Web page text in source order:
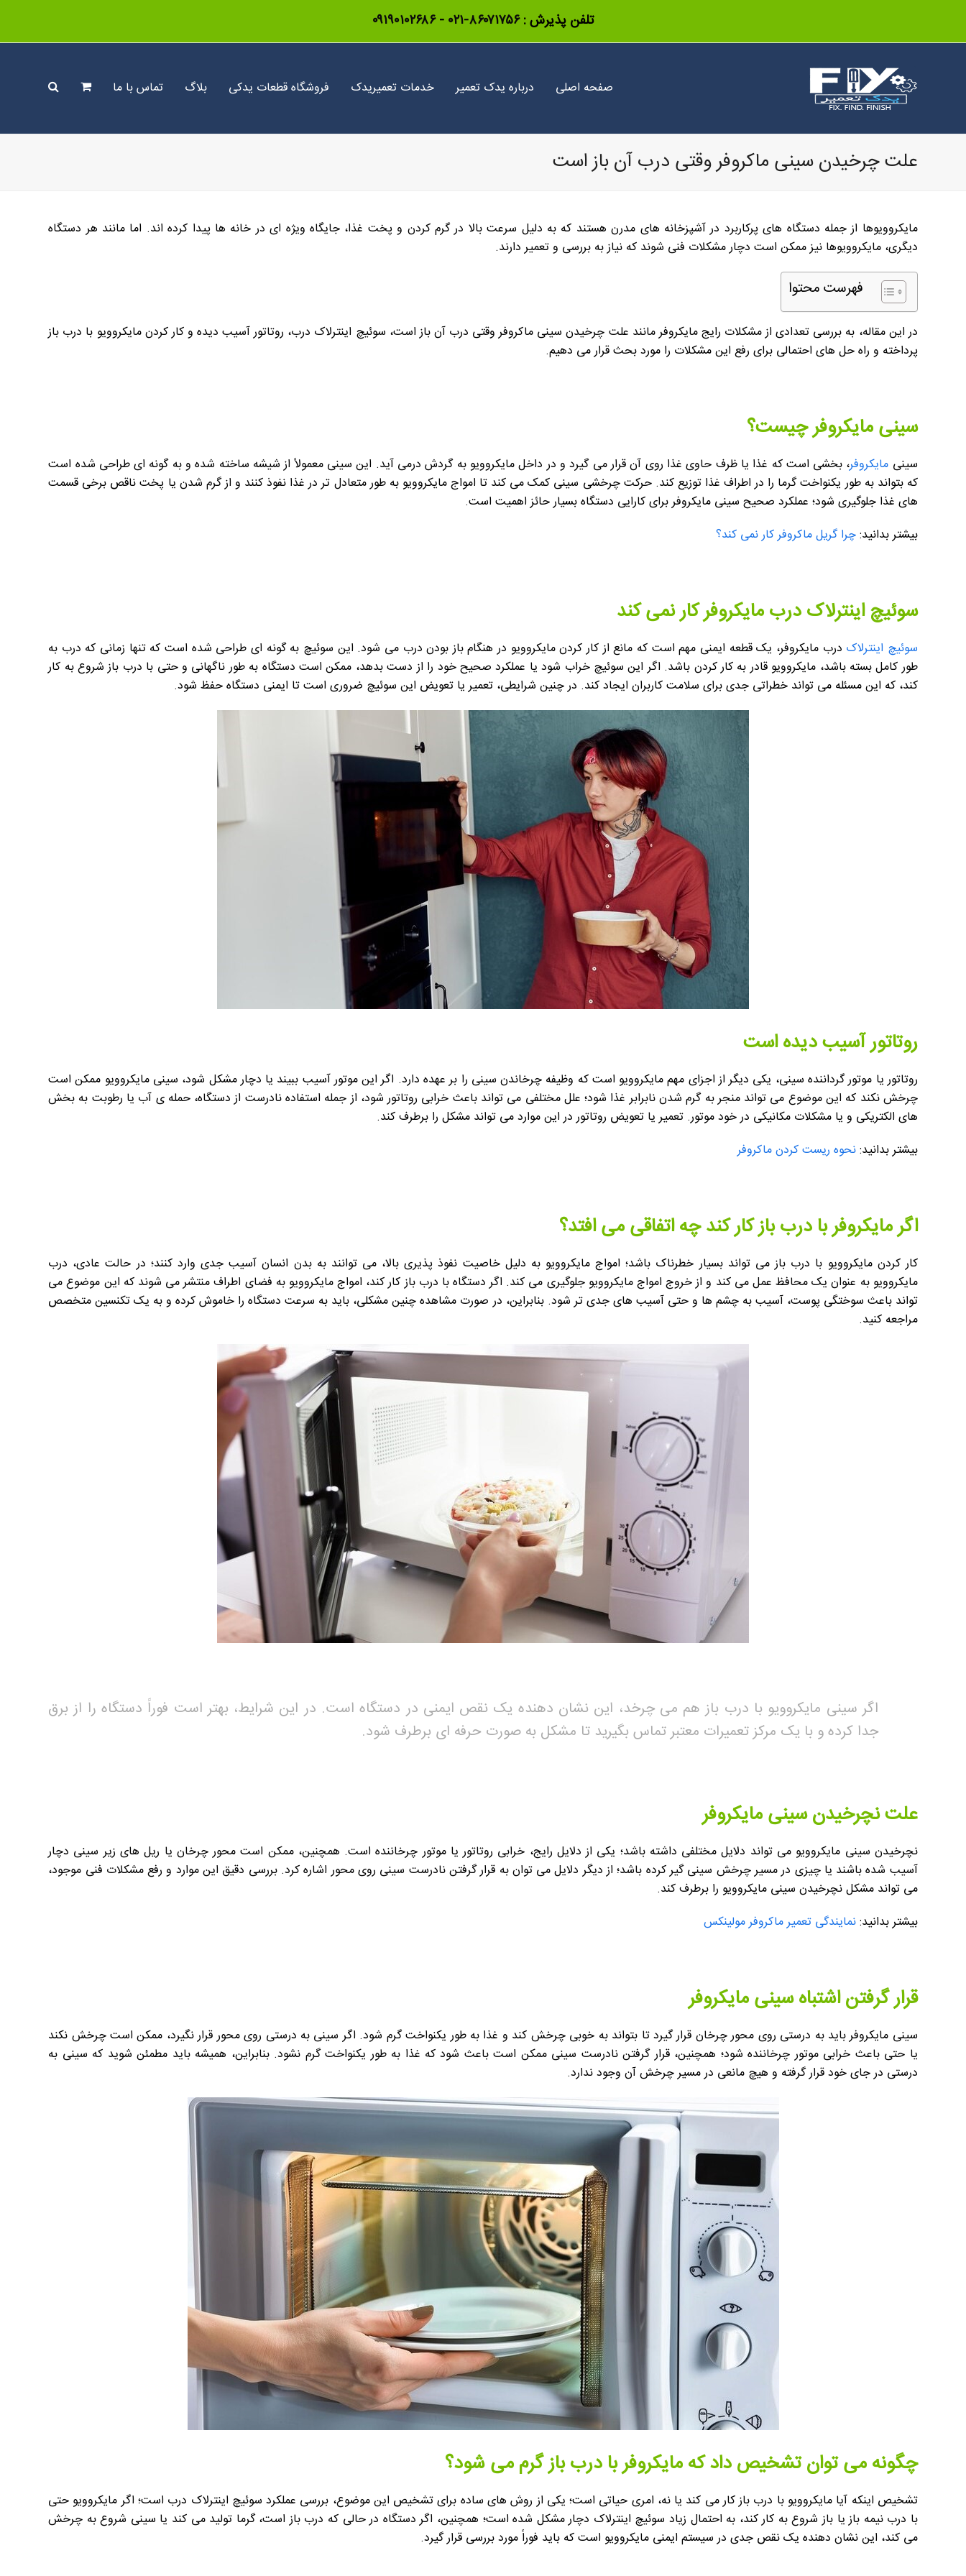
تلفن پذیرش :۸۶۰۷۱۷۵۶-۰۲۱ -۰۹۱۹۰۱۰۲۶۸۶
صفحه اصلی درباره یدک تعمیر خدمات تعمیریدک فروشگاه قطعات یدکی بلاگ تماس با ما
علت چرخیدن سینی ماکروفر وقتی درب آن باز است
مایکروویوها از جمله دستگاه های پرکاربرد در آشپزخانه های مدرن هستند که به دلیل سرعت بالا در گرم کردن و پخت غذا، جایگاه ویژه ای در خانه ها پیدا کرده اند. اما مانند هر دستگاه
دیگری، مایکروویوها نیز ممکن است دچار مشکلات فنی شوند که نیاز به بررسی و تعمیر دارند.
فهرست محتوا
در این مقاله، به بررسی تعدادی از مشکلات رایج مایکروفر مانند علت چرخیدن سینی ماکروفر وقتی درب آن باز است، سوئیچ اینترلاک درب، روتاتور آسیب دیده و کار کردن مایکروویو با درب باز
پرداخته و راه حل های احتمالی برای رفع این مشکلات را مورد بحث قرار می دهیم.
سینی مایکروفر چیست؟
سینی مایکروفر، بخشی است که غذا یا ظرف حاوی غذا روی آن قرار می گیرد و در داخل مایکروویو به گردش درمی آید. این سینی معمولاً از شیشه ساخته شده و به گونه ای طراحی شده است
که بتواند به طور یکنواخت گرما را در اطراف غذا توزیع کند. حرکت چرخشی سینی کمک می کند تا امواج مایکروویو به طور متعادل تر در غذا نفوذ کنند و از گرم شدن یا پخت ناقص برخی قسمت
های غذا جلوگیری شود؛ عملکرد صحیح سینی مایکروفر برای کارایی دستگاه بسیار حائز اهمیت است.
بیشتر بدانید:چرا گریل ماکروفر کار نمی کند؟
سوئیچ اینترلاک درب مایکروفر کار نمی کند
سوئیچ اینترلاک درب مایکروفر، یک قطعه ایمنی مهم است که مانع از کار کردن مایکروویو در هنگام باز بودن درب می شود. این سوئیچ به گونه ای طراحی شده است که تنها زمانی که درب به
طور کامل بسته باشد، مایکروویو قادر به کار کردن باشد. اگر این سوئیچ خراب شود یا عملکرد صحیح خود را از دست بدهد، ممکن است دستگاه به طور ناگهانی و حتی با درب باز شروع به کار
کند، که این مسئله می تواند خطراتی جدی برای سلامت کاربران ایجاد کند. در چنین شرایطی، تعمیر یا تعویض این سوئیچ ضروری است تا ایمنی دستگاه حفظ شود.
روتاتور آسیب دیده است
روتاتور یا موتور گرداننده سینی، یکی دیگر از اجزای مهم مایکروویو است که وظیفه چرخاندن سینی را بر عهده دارد. اگر این موتور آسیب ببیند یا دچار مشکل شود، سینی مایکروویو ممکن است
چرخش نکند که این موضوع می تواند منجر به گرم شدن نابرابر غذا شود؛ علل مختلفی می تواند باعث خرابی روتاتور شود، از جمله استفاده نادرست از دستگاه، حمله ی آب یا رطوبت به بخش
های الکتریکی و یا مشکلات مکانیکی در خود موتور. تعمیر یا تعویض روتاتور در این موارد می تواند مشکل را برطرف کند.
بیشتر بدانید:نحوه ریست کردن ماکروفر
اگر مایکروفر با درب باز کار کند چه اتفاقی می افتد؟
کار کردن مایکروویو با درب باز می تواند بسیار خطرناک باشد؛ امواج مایکروویو به دلیل خاصیت نفوذ پذیری بالا، می توانند به بدن انسان آسیب جدی وارد کنند؛ در حالت عادی، درب
مایکروویو به عنوان یک محافظ عمل می کند و از خروج امواج مایکروویو جلوگیری می کند. اگر دستگاه با درب باز کار کند، امواج مایکروویو به فضای اطراف منتشر می شوند که این موضوع می
تواند باعث سوختگی پوست، آسیب به چشم ها و حتی آسیب های جدی تر شود. بنابراین، در صورت مشاهده چنین مشکلی، باید به سرعت دستگاه را خاموش کرده و به یک تکنسین متخصص
مراجعه کنید.
اگر سینی مایکروویو با درب باز هم می چرخد، این نشان دهنده یک نقص ایمنی در دستگاه است. در این شرایط، بهتر است فوراً دستگاه را از برق
جدا کرده و با یک مرکز تعمیرات معتبر تماس بگیرید تا مشکل به صورت حرفه ای برطرف شود.
علت نچرخیدن سینی مایکروفر
نچرخیدن سینی مایکروویو می تواند دلایل مختلفی داشته باشد؛ یکی از دلایل رایج، خرابی روتاتور یا موتور چرخاننده است. همچنین، ممکن است محور چرخان یا ریل های زیر سینی دچار
آسیب شده باشند یا چیزی در مسیر چرخش سینی گیر کرده باشد؛ از دیگر دلایل می توان به قرار گرفتن نادرست سینی روی محور اشاره کرد. بررسی دقیق این موارد و رفع مشکلات فنی موجود،
می تواند مشکل نچرخیدن سینی مایکروویو را برطرف کند.
بیشتر بدانید:نمایندگی تعمیر ماکروفر مولینکس
قرار گرفتن اشتباه سینی مایکروفر
سینی مایکروفر باید به درستی روی محور چرخان قرار گیرد تا بتواند به خوبی چرخش کند و غذا به طور یکنواخت گرم شود. اگر سینی به درستی روی محور قرار نگیرد، ممکن است چرخش نکند
یا حتی باعث خرابی موتور چرخاننده شود؛ همچنین، قرار گرفتن نادرست سینی ممکن است باعث شود که غذا به طور یکنواخت گرم نشود. بنابراین، همیشه باید مطمئن شوید که سینی به
درستی در جای خود قرار گرفته و هیچ مانعی در مسیر چرخش آن وجود ندارد.
چگونه می توان تشخیص داد که مایکروفر با درب باز گرم می شود؟
تشخیص اینکه آیا مایکروویو با درب باز کار می کند یا نه، امری حیاتی است؛ یکی از روش های ساده برای تشخیص این موضوع، بررسی عملکرد سوئیچ اینترلاک درب است؛ اگر مایکروویو حتی
با درب نیمه باز یا باز شروع به کار کند، به احتمال زیاد سوئیچ اینترلاک دچار مشکل شده است؛ همچنین، اگر دستگاه در حالی که درب باز است، گرما تولید می کند یا سینی شروع به چرخش
می کند، این نشان دهنده یک نقص جدی در سیستم ایمنی مایکروویو است که باید فوراً مورد بررسی قرار گیرد.